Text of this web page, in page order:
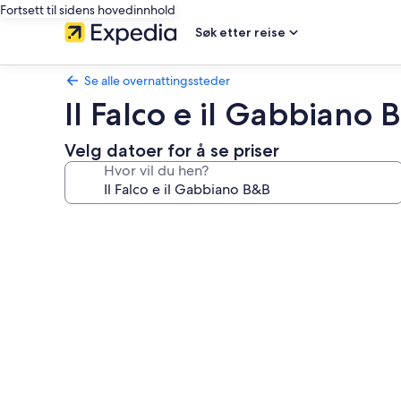
Fortsett til sidens hovedinnhold
Søk etter reise
Se alle overnattingssteder
Il Falco e il Gabbiano
Velg datoer for å se priser
Hvor vil du hen?